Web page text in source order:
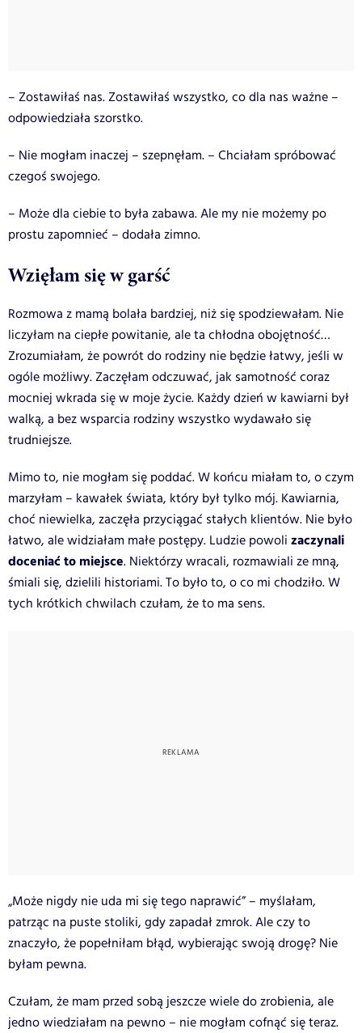
– Zostawiłaś nas. Zostawiłaś wszystko, co dla nas ważne –
odpowiedziała szorstko.
– Nie mogłam inaczej – szepnęłam. – Chciałam spróbować
czegoś swojego.
– Może dla ciebie to była zabawa. Ale my nie możemy po
prostu zapomnieć – dodała zimno.
Wzięłam się w garść
Rozmowa z mamą bolała bardziej, niż się spodziewałam. Nie
liczyłam na ciepłe powitanie, ale ta chłodna obojętność…
Zrozumiałam, że powrót do rodziny nie będzie łatwy, jeśli w
ogóle możliwy. Zaczęłam odczuwać, jak samotność coraz
mocniej wkrada się w moje życie. Każdy dzień w kawiarni był
walką, a bez wsparcia rodziny wszystko wydawało się
trudniejsze.
Mimo to, nie mogłam się poddać. W końcu miałam to, o czym
marzyłam – kawałek świata, który był tylko mój. Kawiarnia,
choć niewielka, zaczęła przyciągać stałych klientów. Nie było
łatwo, ale widziałam małe postępy. Ludzie powoli zaczynali
doceniać to miejsce. Niektórzy wracali, rozmawiali ze mną,
śmiali się, dzielili historiami. To było to, o co mi chodziło. W
tych krótkich chwilach czułam, że to ma sens.
„Może nigdy nie uda mi się tego naprawić” – myślałam,
patrząc na puste stoliki, gdy zapadał zmrok. Ale czy to
znaczyło, że popełniłam błąd, wybierając swoją drogę? Nie
byłam pewna.
Czułam, że mam przed sobą jeszcze wiele do zrobienia, ale
jedno wiedziałam na pewno – nie mogłam cofnąć się teraz.